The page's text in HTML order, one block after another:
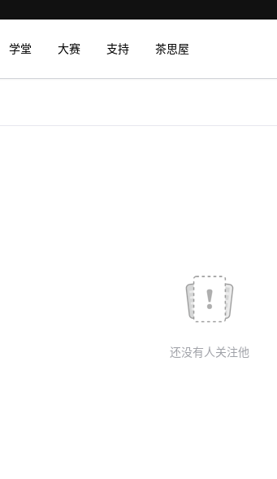
学堂 大赛 支持 茶思屋
还没有人关注他